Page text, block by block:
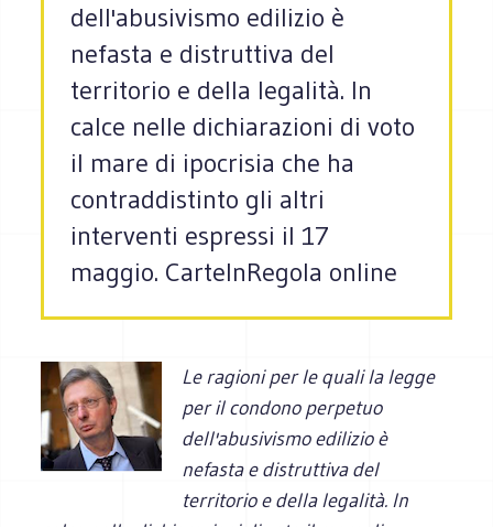
dell'abusivismo edilizio è
nefasta e distruttiva del
territorio e della legalità. In
calce nelle dichiarazioni di voto
il mare di ipocrisia che ha
contraddistinto gli altri
interventi espressi il 17
maggio. CarteInRegola online
Le ragioni per le quali la legge
per ilcondonoperpetuo
dell'abusivismoedilizio è
nefasta e distruttiva del
territorio e della legalità. In